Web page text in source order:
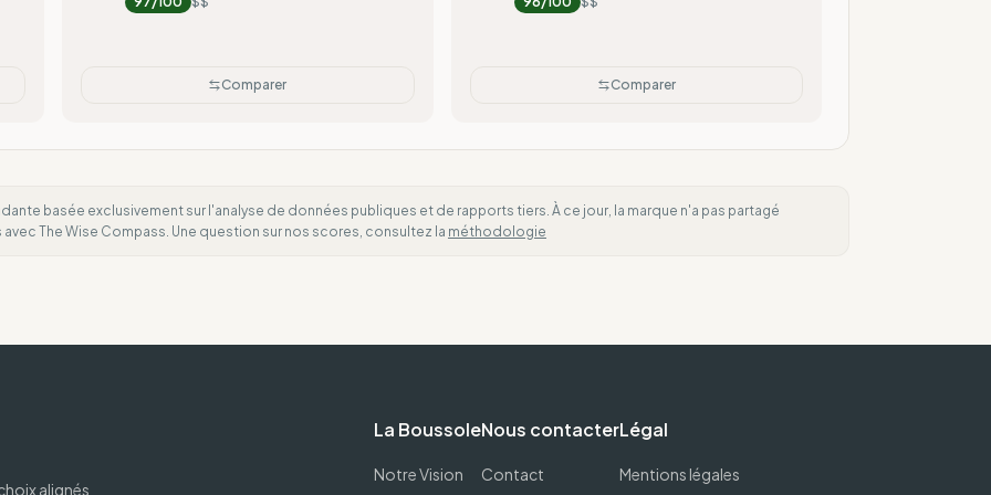
Comparer Comparer
basée exclusivement sur l'analyse de données publiques et de rapports tiers. À ce jour, la marque n'a pas partagé
The Wise Compass. Une question sur nos scores, consultez la méthodologie
alignés
La Boussole
Notre Vision
Nous contacter
Contact
Légal
Mentions légales